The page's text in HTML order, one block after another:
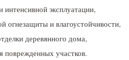
интенсивной эксплуатации,
огнезащиты и влагоустойчивости,
деревянного дома,
поврежденных участков.